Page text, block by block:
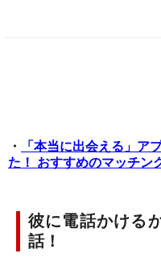
・
「本当に出会える」ア
た！ おすすめのマッチン
彼に電話かける
話！